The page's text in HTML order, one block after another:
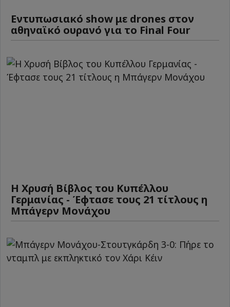
Εντυπωσιακό show με drones στον
αθηναϊκό ουρανό για το Final Four
Η Χρυσή Βίβλος του Κυπέλλου
Γερμανίας - Έφτασε τους 21 τίτλους η
Μπάγερν Μονάχου